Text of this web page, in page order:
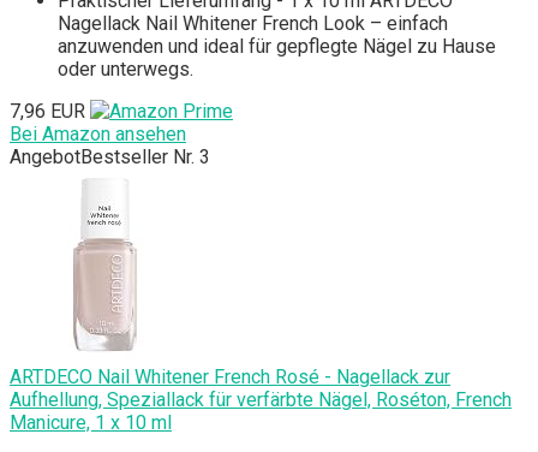
Nagellack Nail Whitener French Look – einfach
anzuwenden und ideal für gepflegte Nägel zu Hause
oder unterwegs.
7,96 EUR
Bei Amazon ansehen
AngebotBestseller Nr. 3
ARTDECO Nail Whitener French Rosé - Nagellack zur
Aufhellung, Speziallack für verfärbte Nägel, Roséton, French
Manicure, 1 x 10 ml